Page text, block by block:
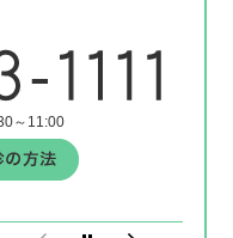
～11:00